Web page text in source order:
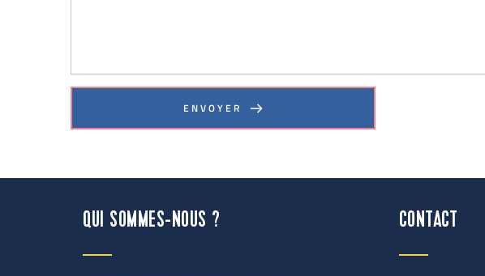
ENVOYER
QUI SOMMES-NOUS ? CONTACT